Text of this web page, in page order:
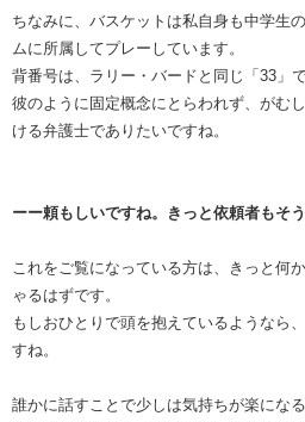
ちなみに、バスケットは私自身も中学生
ムに所属してプレーしています。
背番号は、ラリー・バードと同じ「33」で
彼のように固定概念にとらわれず、がむ
ける弁護士でありたいですね。
ーー頼もしいですね。きっと依頼者もそ
これをご覧になっている方は、きっと何
ゃるはずです。
もしおひとりで頭を抱えているようなら
すね。
誰かに話すことで少しは気持ちが楽にな